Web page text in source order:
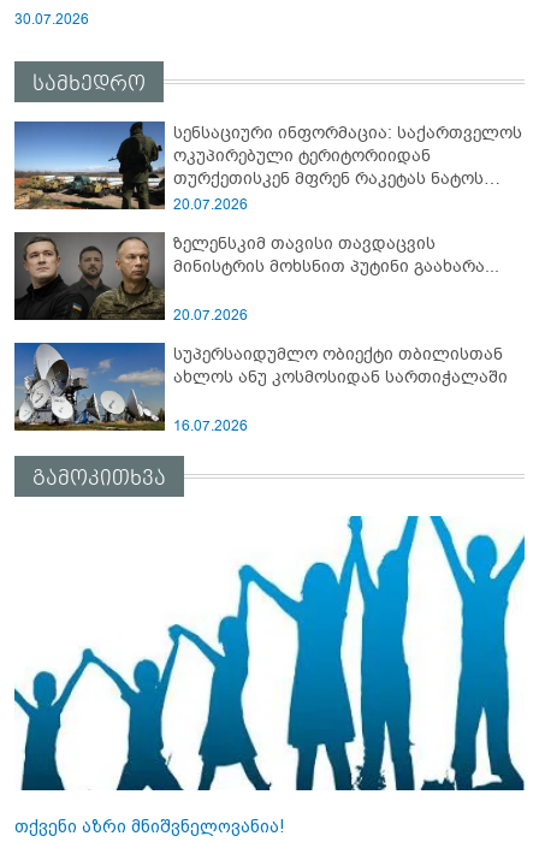
30.07.2026
სამხედრო
სენსაციური ინფორმაცია: საქართველოს
ოკუპირებული ტერიტორიიდან
თურქეთისკენ მფრენ რაკეტას ნატოს
სამიტი კინაღამ ჩაუშლია
20.07.2026
ზელენსკიმ თავისი თავდაცვის
მინისტრის მოხსნით პუტინი გაახარა...
20.07.2026
სუპერსაიდუმლო ობიექტი თბილისთან
ახლოს ანუ კოსმოსიდან სართიჭალაში
16.07.2026
გამოკითხვა
თქვენი აზრი მნიშვნელოვანია!